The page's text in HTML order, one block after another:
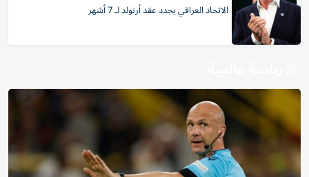
الاتحاد العراقي يجدد عقد أرنولد لـ 7 أشهر